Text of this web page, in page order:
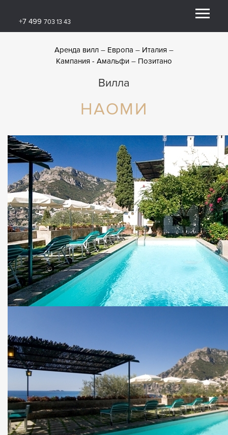
+7 499 703 13 43
Аренда вилл Европа
Италия
Кампания - Амальфи
Позитано
Вилла
НАОМИ